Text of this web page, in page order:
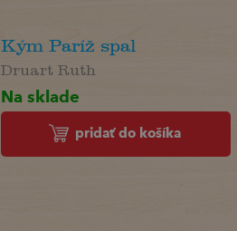
Kým Paríž spal
Druart Ruth
Na sklade
pridať do košíka